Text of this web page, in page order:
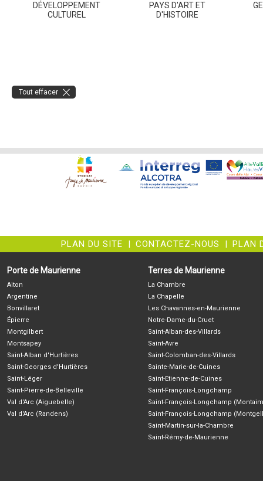
DÉVELOPPEMENT
CULTUREL
PAYS D'ART ET
D'HISTOIRE
Tout effacer
PLAN DU SITE | CONTACTEZ-NOUS | PLAN
Porte de Maurienne
Aiton
Argentine
Bonvillaret
Épierre
Montgilbert
Montsapey
Saint-Alban d'Hurtières
Saint-Georges d'Hurtières
Saint-Léger
Saint-Pierre-de-Belleville
Val d'Arc (Aiguebelle)
Val d'Arc (Randens)
Terres de Maurienne
La Chambre
La Chapelle
Les Chavannes-en-Maurienne
Notre-Dame-du-Cruet
Saint-Alban-des-Villards
Saint-Avre
Saint-Colomban-des-Villards
Sainte-Marie-de-Cuines
Saint-Etienne-de-Cuines
Saint-François-Longchamp
Saint-François-Longchamp
Saint-François-Longchamp
Saint-Martin-sur-la-Chambre
Saint-Rémy-de-Maurienne